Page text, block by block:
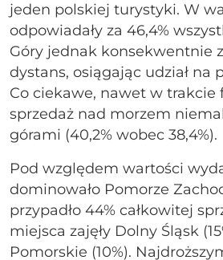
jeden polskiej turystyki. W
odpowiadały za 46,4%
Góry jednak konsekwentnie
dystans, osiągając udział na
Co ciekawe, nawet w trakcie
sprzedaż nad morzem
górami (40,2% wobec 38,4%).
Pod względem wartości
dominowało Pomorze
przypadło 44% całkowitej
miejsca zajęły Dolny Śląsk
Pomorskie (10%).